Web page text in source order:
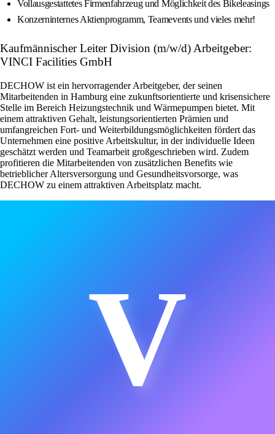
Vollausgestattetes Firmenfahrzeug und Möglichkeit des Bikeleasings
Konzerninternes Aktienprogramm, Teamevents und vieles mehr!
Kaufmännischer Leiter Division (m/w/d) Arbeitgeber:
VINCI Facilities GmbH
DECHOW ist ein hervorragender Arbeitgeber, der seinen
Mitarbeitenden in Hamburg eine zukunftsorientierte und krisensichere
Stelle im Bereich Heizungstechnik und Wärmepumpen bietet. Mit
einem attraktiven Gehalt, leistungsorientierten Prämien und
umfangreichen Fort- und Weiterbildungsmöglichkeiten fördert das
Unternehmen eine positive Arbeitskultur, in der individuelle Ideen
geschätzt werden und Teamarbeit großgeschrieben wird. Zudem
profitieren die Mitarbeitenden von zusätzlichen Benefits wie
betrieblicher Altersversorgung und Gesundheitsvorsorge, was
DECHOW zu einem attraktiven Arbeitsplatz macht.
V